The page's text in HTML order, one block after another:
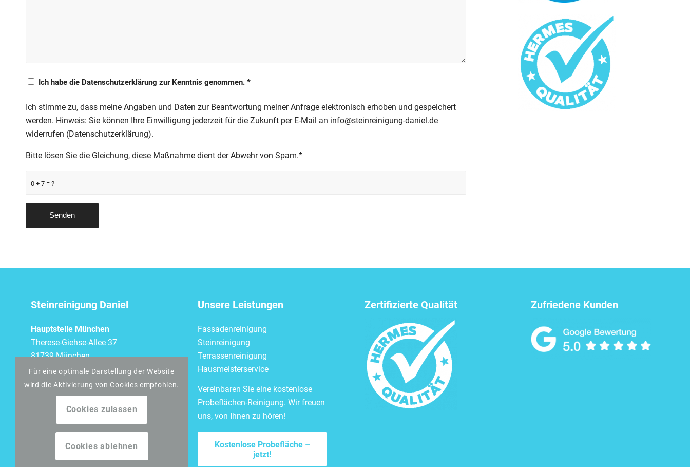
Ich habe die Datenschutzerklärung zur Kenntnis genommen. *
Ich stimme zu, dass meine Angaben und Daten zur Beantwortung meiner Anfrage elektronisch erhoben und gespeichert
werden. Hinweis: Sie können Ihre Einwilligung jederzeit für die Zukunft per E-Mail an info@steinreinigung-daniel.de
widerrufen (Datenschutzerklärung).
Bitte lösen Sie die Gleichung, diese Maßnahme dient der Abwehr von Spam.*
0 + 7 = ?
Steinreinigung Daniel
Hauptstelle München
Therese-Giehse-Allee 37
81739 München
Tel.:0163 7782746
E-Mail:info@steinreinigung-
Unsere Leistungen
Fassadenreinigung
Steinreinigung
Terrassenreinigung
Hausmeisterservice
Vereinbaren Sie eine kostenlose
Probeflächen-Reinigung. Wir freuen
uns, von Ihnen zu hören!
Kostenlose Probefläche –
jetzt!
Zertifizierte Qualität Zufriedene Kunden
Für eine optimale Darstellung der Website
wird die Aktivierung von Cookies empfohlen.
Cookies zulassen
Cookies ablehnen